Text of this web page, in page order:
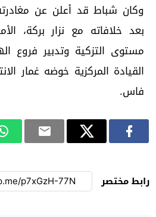
وكان شباط قد أعلن عن
بعد خلافاته مع نزار بركة،
مستوى التزكية وتدبير فروع
القيادة المركزية خوضه غمار
فاس.
رابط مختصر